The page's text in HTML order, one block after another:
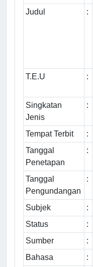
Judul
:
T.E.U
:
Singkatan
Jenis
:
Tempat Terbit :
Tanggal
Penetapan
:
Tanggal
Pengundangan
:
Subjek :
Status
:
Sumber :
Bahasa
: